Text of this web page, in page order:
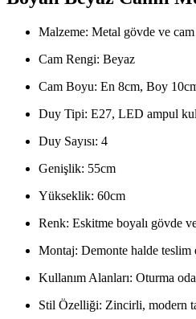
Malzeme: Metal gövde ve cam
Cam Rengi: Beyaz
Cam Boyu: En 8cm, Boy
Duy Tipi: E27, LED ampul
Duy Sayısı: 4
Genişlik: 55cm
Yükseklik: 60cm
Renk: Eskitme boyalı gövde
Montaj: Demonte halde
Kullanım Alanları: Oturma
Stil Özelliği: Zincirli, modern